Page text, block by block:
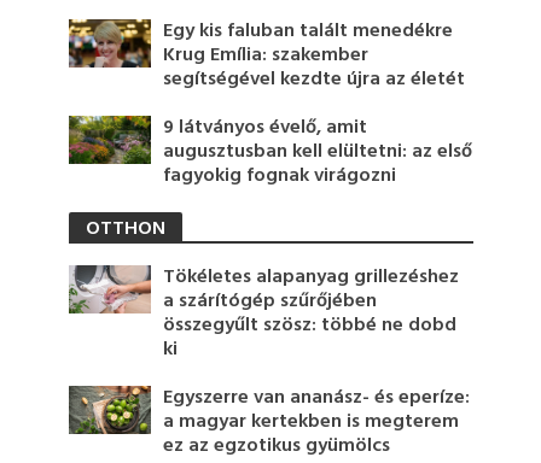
Egy kis faluban talált menedékre
Krug Emília: szakember
segítségével kezdte újra az életét
9 látványos évelő, amit
augusztusban kell elültetni: az első
fagyokig fognak virágozni
OTTHON
Tökéletes alapanyag grillezéshez
a szárítógép szűrőjében
összegyűlt szösz: többé ne dobd
ki
Egyszerre van ananász- és eperíze:
a magyar kertekben is megterem
ez az egzotikus gyümölcs